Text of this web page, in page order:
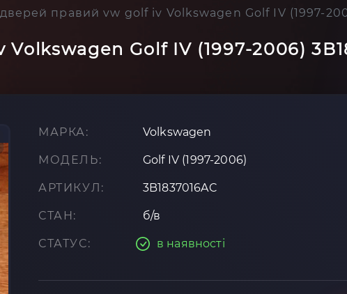
правий vw golf iv Volkswagen Golf IV (1997-
Golf IV (1997-2006)
МАРКА: Volkswagen
МОДЕЛЬ: Golf IV (1997-2006)
АРТИКУЛ: 3B1837016AC
СТАН: б/в
СТАТУС: в наявності